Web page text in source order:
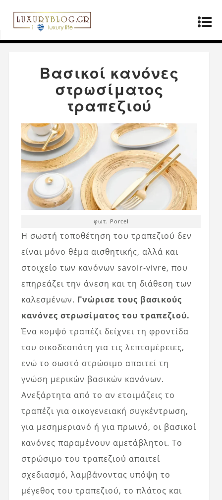
Αρχική σελίδα»Μόδα
στρωσίματος τραπεζιού
Βασικοί κανόνες
στρωσίματος
τραπεζιού
φωτ. Porcel
Η σωστή τοποθέτηση του τραπεζιού δεν
είναι μόνο θέμα αισθητικής, αλλά και
στοιχείο των κανόνων savoir-vivre, που
επηρεάζει την άνεση και τη διάθεση των
καλεσμένων. Γνώρισε τους βασικούς
κανόνες στρωσίματος του τραπεζιού.
Ένα κομψό τραπέζι δείχνει τη φροντίδα
του οικοδεσπότη για τις λεπτομέρειες,
ενώ το σωστό στρώσιμο απαιτεί τη
γνώση μερικών βασικών κανόνων.
Ανεξάρτητα από το αν ετοιμάζεις το
τραπέζι για οικογενειακή συγκέντρωση,
για μεσημεριανό ή για πρωινό, οι βασικοί
κανόνες παραμένουν αμετάβλητοι. Το
στρώσιμο του τραπεζιού απαιτεί
σχεδιασμό, λαμβάνοντας υπόψη το
μέγεθος του τραπεζιού, το πλάτος και